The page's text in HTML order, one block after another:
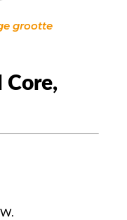
grootte
Core,